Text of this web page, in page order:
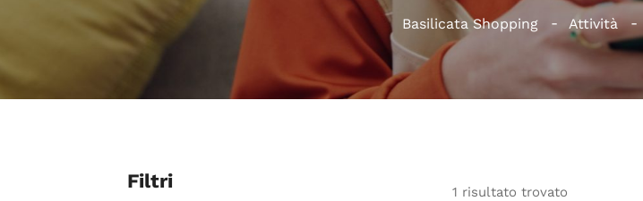
Basilicata Shopping Attività
Filtri 1 risultato trovato